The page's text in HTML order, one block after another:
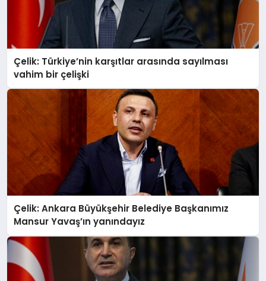
Çelik: Türkiye’nin karşıtlar arasında sayılması
vahim bir çelişki
Çelik: Ankara Büyükşehir Belediye Başkanımız
Mansur Yavaş’ın yanındayız